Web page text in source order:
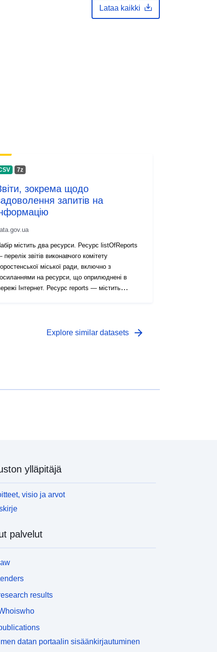
Lataa kaikki
7z
зокрема щодо
запитів на
містить два ресурси. Ресурс listOfReports
звітів виконавчого комітету
міської ради, включно з
на ресурси, що оприлюднені в
Інтернет. Ресурс reports — містить
Explore similar datasets arrow_forward
ylläpitäjä
visio ja arvot
palvelut
results
datan portaalin sisäänkirjautuminen